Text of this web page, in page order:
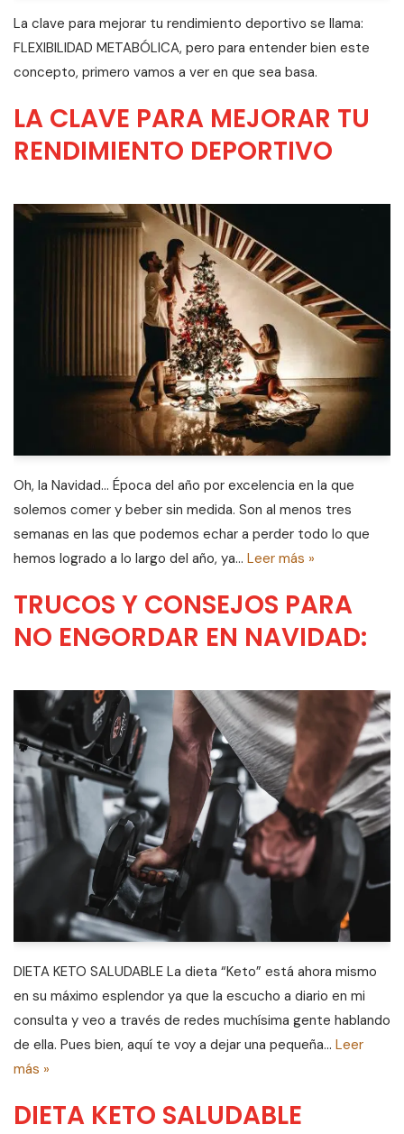
La clave para mejorar tu rendimiento deportivo se llama:
FLEXIBILIDAD METABÓLICA, pero para entender bien este
concepto, primero vamos a ver en que sea basa.
LA CLAVE PARA MEJORAR TU
RENDIMIENTO DEPORTIVO
Oh, la Navidad… Época del año por excelencia en la que
solemos comer y beber sin medida. Son al menos tres
semanas en las que podemos echar a perder todo lo que
hemos logrado a lo largo del año, ya… Leer más »
TRUCOS Y CONSEJOS PARA
NO ENGORDAR EN NAVIDAD:
DIETA KETO SALUDABLE La dieta “Keto” está ahora mismo
en su máximo esplendor ya que la escucho a diario en mi
consulta y veo a través de redes muchísima gente hablando
de ella. Pues bien, aquí te voy a dejar una pequeña… Leer
más »
DIETA KETO SALUDABLE